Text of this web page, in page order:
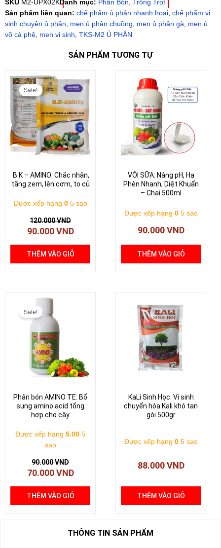
bò
làm
phân
vi
lượng
SKU M2-UPX02K Danh mục: Phân Bón,
Trồng Trọt
Sản phẩm liên quan: chế phẩm ủ phân nhanh hoai, chế phẩm vi
sinh chuyên ủ phân, men ủ phân chuồng, men ủ phân gà, men ủ
võ cà phê, men vi sinh, TKS-M2 Ủ PHÂN
SẢN PHẨM TƯƠNG TỰ
Sale!
B.K – AMINO: Chắc nhân,
tăng zem, lên cơm, to củ
Được xếp hạng 05 sao
120.000VND
Giá
gốc
là:
120.000 VND.
90.000VND
hiện
tại
là:
90.000 VND.
THÊM VÀO GIỎ
VÔI SỮA: Nâng pH, Hạ
Phèn Nhanh, Diệt Khuẩn
– Chai 500ml
Được xếp hạng 05 sao
90.000VND
THÊM VÀO GIỎ
Sale!
Phân bón AMINO TE: Bổ
sung amino acid tổng
hợp cho cây
Được xếp hạng 5.00 5
sao
90.000VND
Giá
gốc
là:
90.000 VND.
70.000VND
THÊM VÀO GIỎ
KaLi Sinh Học: Vi sinh
chuyển hóa Kali khó tan
gói 500gr
Được xếp hạng 05 sao
88.000VND
THÊM VÀO GIỎ
THÔNG TIN SẢN PHẨM